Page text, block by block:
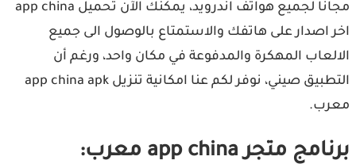
مجانا لجميع هواتف اندرويد، يمكنك الآن تحميل app china
اخر اصدار على هاتفك والاستمتاع بالوصول الى جميع
الالعاب المهكرة والمدفوعة في مكان واحد، ورغم أن
التطبيق صيني، نوفر لكم عنا امكانية تنزيل app china apk
معرب.
برنامج متجر app china معرب: